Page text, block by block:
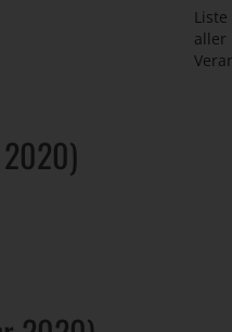
Liste
aller